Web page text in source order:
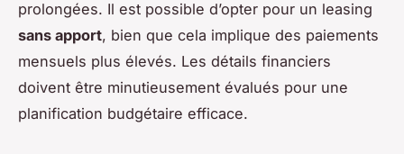
prolongées. Il est possible d’opter pour un leasing
sans apport, bien que cela implique des paiements
mensuels plus élevés. Les détails financiers
doivent être minutieusement évalués pour une
planification budgétaire efficace.